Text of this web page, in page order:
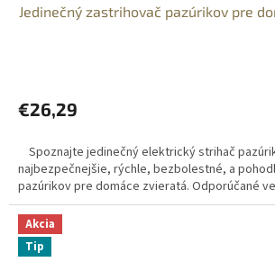
Jedinečný zastrihovač pazúrikov pre
€26,29
Spoznajte jedinečný elektrický strihač
najbezpečnejšie, rýchle, bezbolestné, a
pazúrikov pre domáce zvieratá. Odporúčané
Akcia
Tip